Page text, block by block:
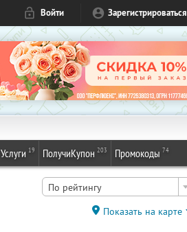
Войти Зарегистрироваться
Услуги 19 ПолучиКупон 203 Промокоды 74
По рейтингу
Показать на карте